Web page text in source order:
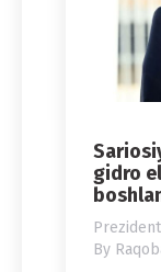
gidro
By